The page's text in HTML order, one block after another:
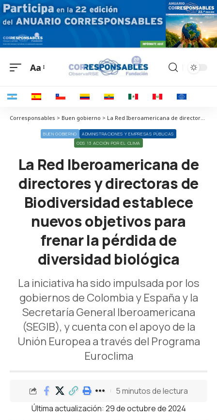
Aa
Corresponsables > Buen gobierno > La Red Iberoamericana de directores y directoras de Biodiversidad establece nuevos objetivos para frenar la pérdida de diversidad biológica
BUEN GOBIERNO
ADMINISTRACIONES Y EMPRESAS PÚBLICAS
ODS 13 ACCIÓN POR EL CLIMA
La Red Iberoamericana de
directores y directoras de
Biodiversidad establece
nuevos objetivos para
frenar la pérdida de
diversidad biológica
La iniciativa ha sido impulsada por los
gobiernos de Colombia y España y la
Secretaría General Iberoamericana
(SEGIB), y cuenta con el apoyo de la
Unión Europea a través del Programa
Euroclima
Última actualización: 29 de octubre de 2024
5 minutos de lectura